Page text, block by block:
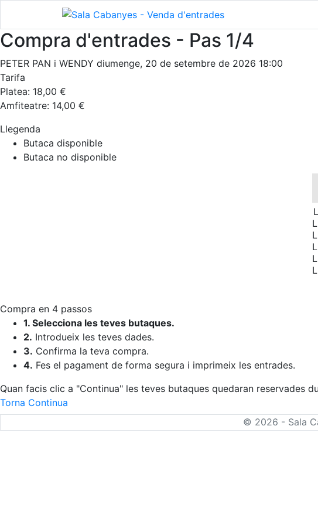
Compra d'entrades - Pas 1/4
PETER PAN i WENDY diumenge, 20 de setembre de 2026 18:00
Tarifa
Platea: 18,00 €
Amfiteatre: 14,00 €
Llegenda
Butaca disponible
Butaca no disponible
Compra en 4 passos
1. Selecciona les teves butaques.
2. Introdueix les teves dades.
3. Confirma la teva compra.
4. Fes el pagament de forma segura i imprimeix les entrades.
Quan facis clic a "Continua" les teves butaques quedaran reservades
Torna Continua
© 2026 - Sala